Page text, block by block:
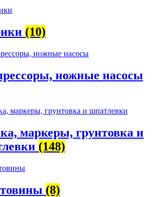
(10)
ножные насосы
маркеры, грунтовка и
(148)
(8)